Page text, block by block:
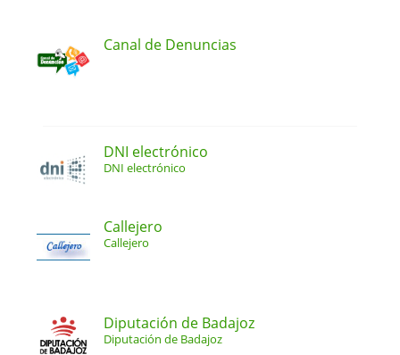
Canal de Denuncias
DNI electrónico
DNI electrónico
Callejero
Callejero
Diputación de Badajoz
Diputación de Badajoz